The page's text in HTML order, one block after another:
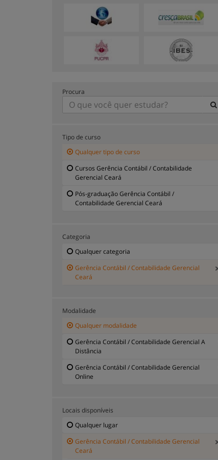
Procura
Tipo de curso
Qualquer tipo de curso
Cursos Gerência Contábil / Contabilidade
Gerencial Ceará
Pós-graduação Gerência Contábil /
Contabilidade Gerencial Ceará
Categoria
Qualquer categoria
Gerência Contábil / Contabilidade Gerencial
Ceará
Modalidade
Qualquer modalidade
Gerência Contábil / Contabilidade Gerencial A
Distância
Gerência Contábil / Contabilidade Gerencial
Online
Locais disponíveis
Qualquer lugar
Gerência Contábil / Contabilidade Gerencial
Ceará